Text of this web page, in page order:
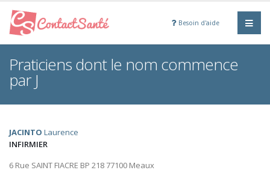
Besoin d'aide
Praticiens dont le nom commence
par J
JACINTO Laurence
INFIRMIER
6 Rue SAINT FIACRE BP 218 77100 Meaux